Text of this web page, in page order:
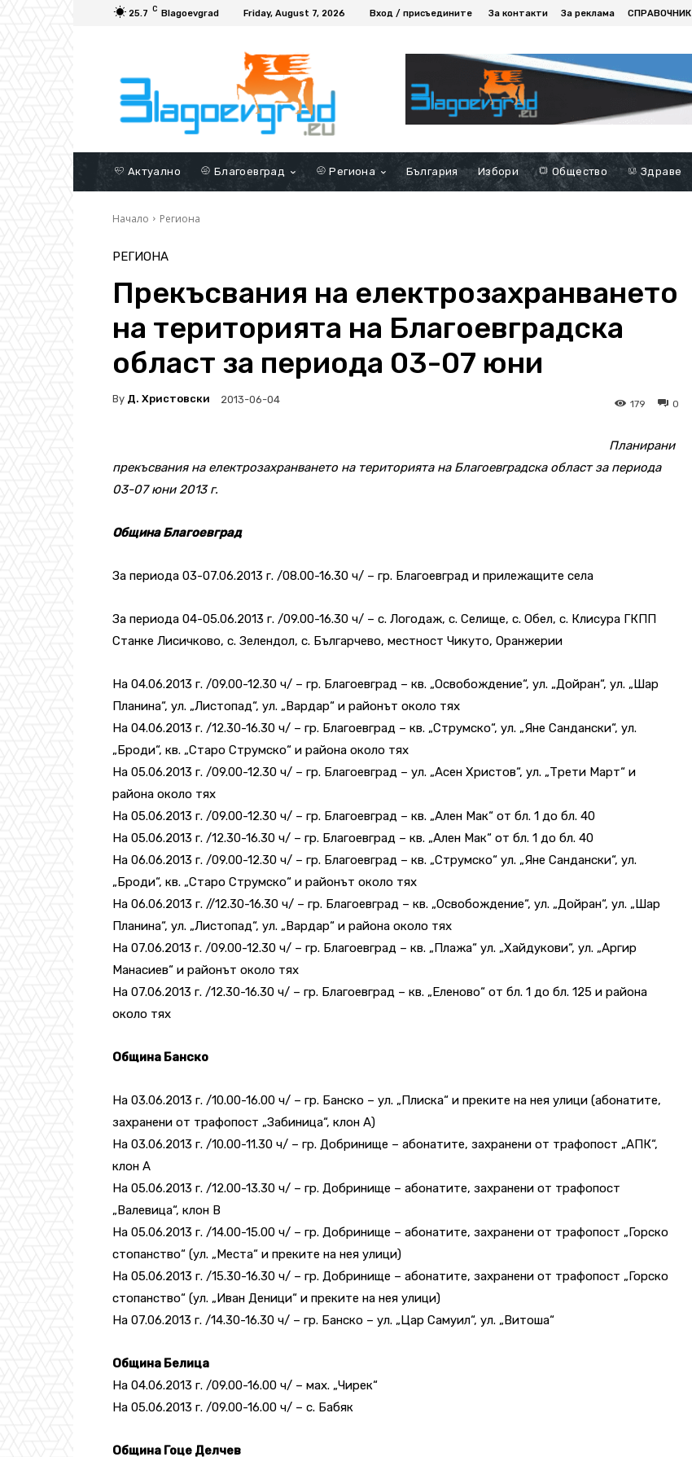
25.7 C Blagoevgrad Friday, August 7, 2026 Вход / присъедините За контакти За реклама СПРАВОЧНИК
Актуално Благоевград Региона България Избори Общество Здраве
Начало Региона
РЕГИОНА
Прекъсвания на електрозахранването
на територията на Благоевградска
област за периода 03-07 юни
By Д. Христовски 2013-06-04 0
179
Планирани
прекъсвания на електрозахранването на територията на Благоевградска област за периода
03-07 юни 2013 г.
Община Благоевград
За периода 03-07.06.2013 г. /08.00-16.30 ч/ – гр. Благоевград и прилежащите села
За периода 04-05.06.2013 г. /09.00-16.30 ч/ – с. Логодаж, с. Селище, с. Обел, с. Клисура ГКПП
Станке Лисичково, с. Зелендол, с. Българчево, местност Чикуто, Оранжерии
На 04.06.2013 г. /09.00-12.30 ч/ – гр. Благоевград – кв. „Освобождение“, ул. „Дойран“, ул. „Шар
Планина“, ул. „Листопад“, ул. „Вардар“ и районът около тях
На 04.06.2013 г. /12.30-16.30 ч/ – гр. Благоевград – кв. „Струмско“, ул. „Яне Сандански“, ул.
„Броди“, кв. „Старо Струмско“ и района около тях
На 05.06.2013 г. /09.00-12.30 ч/ – гр. Благоевград – ул. „Асен Христов“, ул. „Трети Март“ и
района около тях
На 05.06.2013 г. /09.00-12.30 ч/ – гр. Благоевград – кв. „Ален Мак“ от бл. 1 до бл. 40
На 05.06.2013 г. /12.30-16.30 ч/ – гр. Благоевград – кв. „Ален Мак“ от бл. 1 до бл. 40
На 06.06.2013 г. /09.00-12.30 ч/ – гр. Благоевград – кв. „Струмско“ ул. „Яне Сандански“, ул.
„Броди“, кв. „Старо Струмско“ и районът около тях
На 06.06.2013 г. //12.30-16.30 ч/ – гр. Благоевград – кв. „Освобождение“, ул. „Дойран“, ул. „Шар
Планина“, ул. „Листопад“, ул. „Вардар“ и района около тях
На 07.06.2013 г. /09.00-12.30 ч/ – гр. Благоевград – кв. „Плажа“ ул. „Хайдукови“, ул. „Аргир
Манасиев“ и районът около тях
На 07.06.2013 г. /12.30-16.30 ч/ – гр. Благоевград – кв. „Еленово“ от бл. 1 до бл. 125 и района
около тях
Община Банско
На 03.06.2013 г. /10.00-16.00 ч/ – гр. Банско – ул. „Плиска“ и преките на нея улици (абонатите,
захранени от трафопост „Забиница“, клон А)
На 03.06.2013 г. /10.00-11.30 ч/ – гр. Добринище – абонатите, захранени от трафопост „АПК“,
клон А
На 05.06.2013 г. /12.00-13.30 ч/ – гр. Добринище – абонатите, захранени от трафопост
„Валевица“, клон В
На 05.06.2013 г. /14.00-15.00 ч/ – гр. Добринище – абонатите, захранени от трафопост „Горско
стопанство“ (ул. „Места“ и преките на нея улици)
На 05.06.2013 г. /15.30-16.30 ч/ – гр. Добринище – абонатите, захранени от трафопост „Горско
стопанство“ (ул. „Иван Деници“ и преките на нея улици)
На 07.06.2013 г. /14.30-16.30 ч/ – гр. Банско – ул. „Цар Самуил“, ул. „Витоша“
Община Белица
На 04.06.2013 г. /09.00-16.00 ч/ – мах. „Чирек“
На 05.06.2013 г. /09.00-16.00 ч/ – с. Бабяк
Община Гоце Делчев